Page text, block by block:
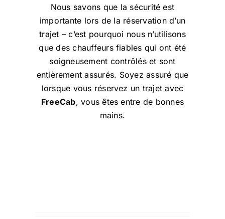
Nous savons que la sécurité est
importante lors de la réservation d’un
trajet – c’est pourquoi nous n’utilisons
que des chauffeurs fiables qui ont été
soigneusement contrôlés et sont
entièrement assurés. Soyez assuré que
lorsque vous réservez un trajet avec
FreeCab, vous êtes entre de bonnes
mains.